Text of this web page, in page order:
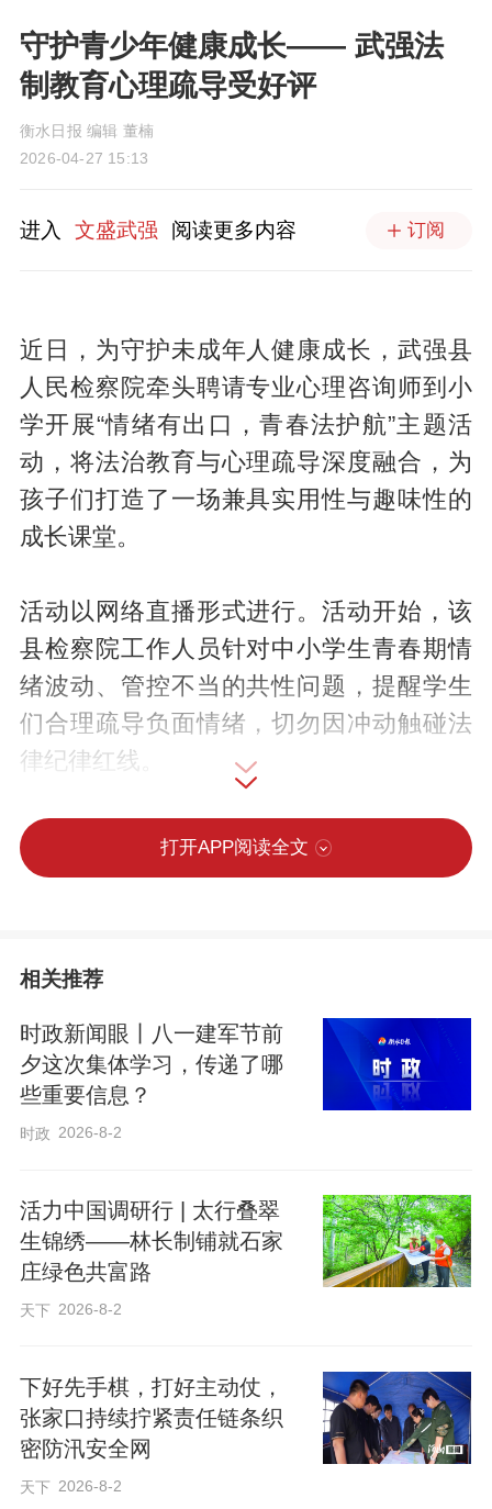
守护青少年健康成长—— 武强法
制教育心理疏导受好评
衡水日报 编辑 董楠
2026-04-27 15:13
进入 文盛武强 阅读更多内容 订阅
近日，为守护未成年人健康成长，武强县
人民检察院牵头聘请专业心理咨询师到小
学开展“情绪有出口，青春法护航”主题活
动，将法治教育与心理疏导深度融合，为
孩子们打造了一场兼具实用性与趣味性的
成长课堂。
活动以网络直播形式进行。活动开始，该
县检察院工作人员针对中小学生青春期情
绪波动、管控不当的共性问题，提醒学生
们合理疏导负面情绪，切勿因冲动触碰法
律纪律红线。
随后，心理老师以《穿越情绪世界的平行
时空》为题授课。课堂上，老师通过情绪
帮助学生快速平复焦躁情绪；以“小悦的成
长故事”为切入点，从平行时空视角引导帮
助学生学会主动化解负面情绪；借助“情绪
红绿灯”互动，让学生学会识别情绪状态。
最后，老师带领学生共跳“挖一挖”手势舞、
释放压力、告别烦恼。
此次直播活动，实现了全县中小学生全覆
盖、同受益，提高了学生的法治意识，从
评。
打开APP阅读全文
相关推荐
时政新闻眼丨八一建军节前
夕这次集体学习，传递了哪
些重要信息？
时政 2026-8-2
活力中国调研行 | 太行叠翠
生锦绣——林长制铺就石家
庄绿色共富路
天下 2026-8-2
下好先手棋，打好主动仗，
张家口持续拧紧责任链条织
密防汛安全网
天下 2026-8-2